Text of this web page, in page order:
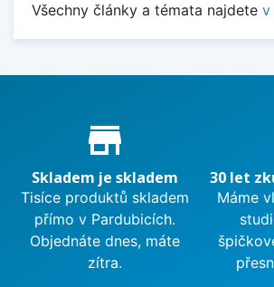
Všechny články a témata najdete v
Proč nakupovat u nás?
store_mall_directory
Skladem je skladem
Tisíce produktů skladem
přímo v Pardubicích.
Objednáte dnes, máte
zítra.
30 let
Máme